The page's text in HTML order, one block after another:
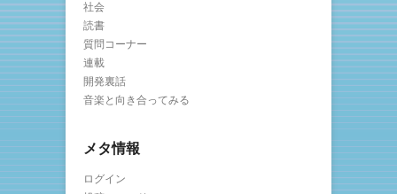
社会
読書
質問コーナー
連載
開発裏話
音楽と向き合ってみる
メタ情報
ログイン